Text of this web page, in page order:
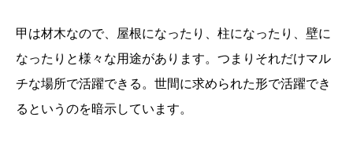
甲は材木なので、屋根になったり、柱になったり、壁に
なったりと様々な用途があります。つまりそれだけマル
チな場所で活躍できる。世間に求められた形で活躍でき
るというのを暗示しています。